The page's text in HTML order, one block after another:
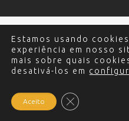
Estamos usando
experiência em nosso
mais sobre quais
desativá-los em
Aceito Close GDPR